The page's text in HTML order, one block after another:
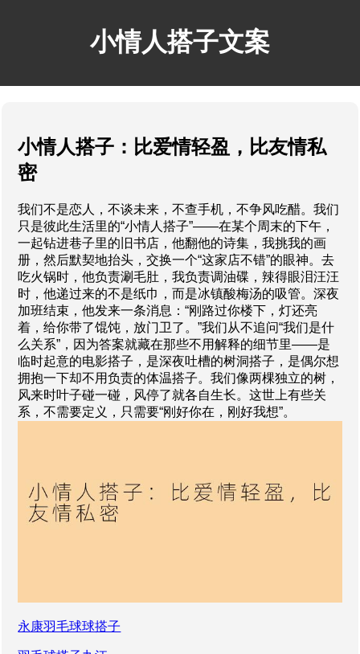
小情人搭子文案
小情人搭子：比爱情轻盈，比友情私
密
我们不是恋人，不谈未来，不查手机，不争风吃醋。我们
只是彼此生活里的“小情人搭子”——在某个周末的下午，
一起钻进巷子里的旧书店，他翻他的诗集，我挑我的画
册，然后默契地抬头，交换一个“这家店不错”的眼神。去
吃火锅时，他负责涮毛肚，我负责调油碟，辣得眼泪汪汪
时，他递过来的不是纸巾，而是冰镇酸梅汤的吸管。深夜
加班结束，他发来一条消息：“刚路过你楼下，灯还亮
着，给你带了馄饨，放门卫了。”我们从不追问“我们是什
么关系”，因为答案就藏在那些不用解释的细节里——是
临时起意的电影搭子，是深夜吐槽的树洞搭子，是偶尔想
拥抱一下却不用负责的体温搭子。我们像两棵独立的树，
风来时叶子碰一碰，风停了就各自生长。这世上有些关
系，不需要定义，只需要“刚好你在，刚好我想”。
永康羽毛球球搭子